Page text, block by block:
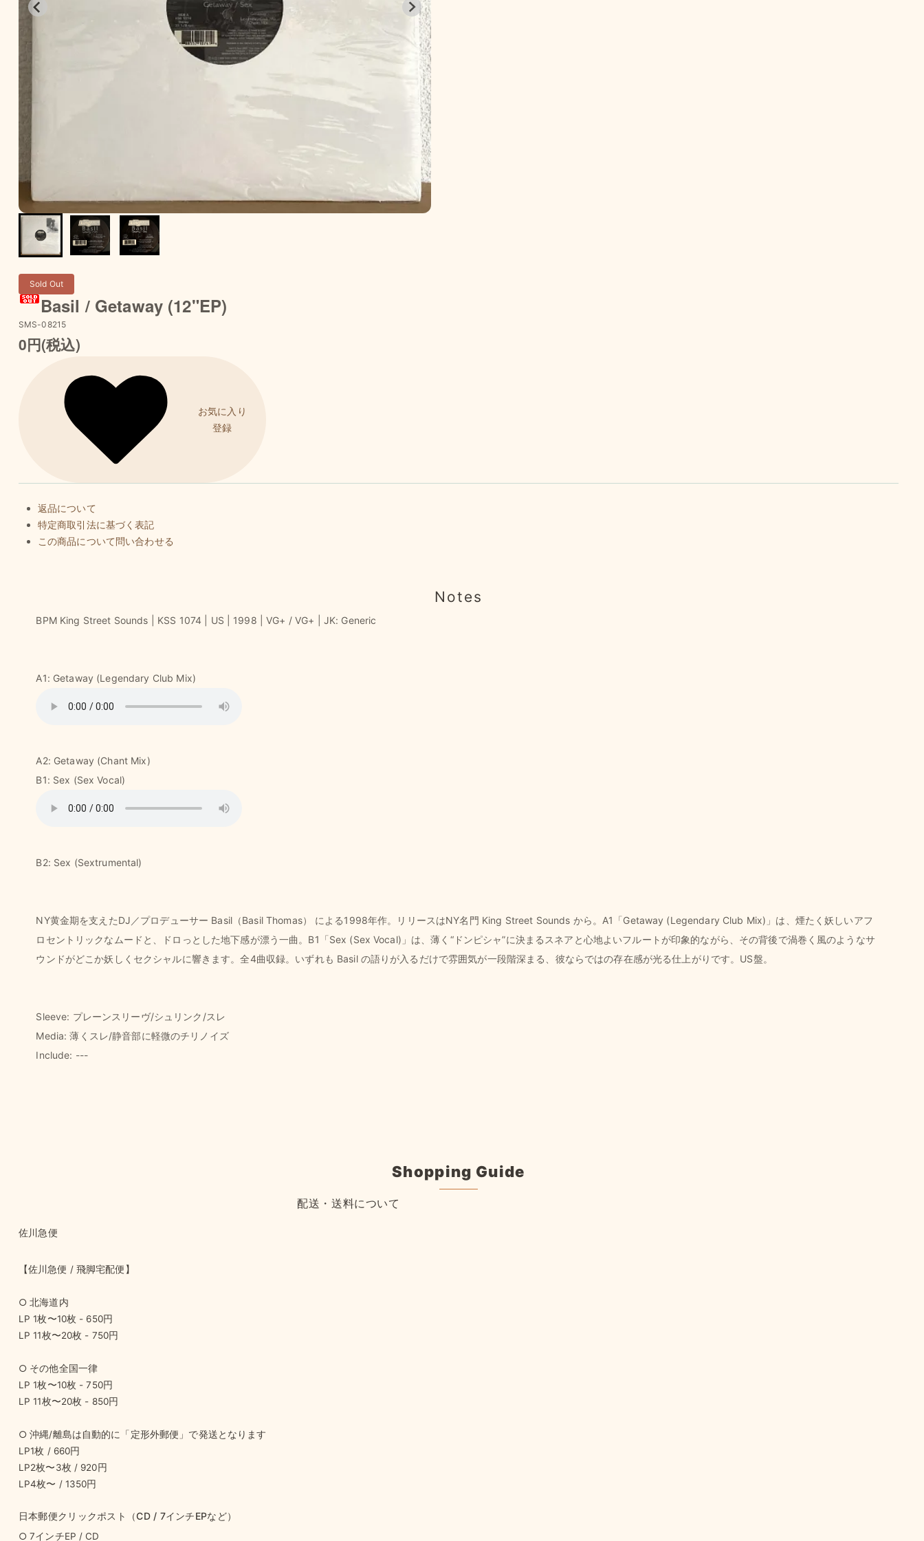
Sold Out
Basil / Getaway (12"EP)
SMS-08215
0円(税込)
お気に入り
登録
返品について
特定商取引法に基づく表記
この商品について問い合わせる
Notes
BPM King Street Sounds | KSS 1074 | US | 1998 | VG+ / VG+ | JK: Generic
A1: Getaway (Legendary Club Mix)
A2: Getaway (Chant Mix)
B1: Sex (Sex Vocal)
B2: Sex (Sextrumental)
NY黄金期を支えたDJ／プロデューサー Basil（Basil Thomas） による1998年作。リリースはNY名門 King Street Sounds から。A1「Getaway (Legendary Club Mix)」は、煙たく妖しいアフ
ロセントリックなムードと、ドロっとした地下感が漂う一曲。B1「Sex (Sex Vocal)」は、薄く“ドンピシャ”に決まるスネアと心地よいフルートが印象的ながら、その背後で渦巻く風のようなサ
ウンドがどこか妖しくセクシャルに響きます。全4曲収録。いずれも Basil の語りが入るだけで雰囲気が一段階深まる、彼ならではの存在感が光る仕上がりです。US盤。
Sleeve: プレーンスリーヴ/シュリンク/スレ
Media: 薄くスレ/静音部に軽微のチリノイズ
Include: ---
Shopping Guide
配送・送料について
佐川急便
【佐川急便 / 飛脚宅配便】
○ 北海道内
LP 1枚〜10枚 - 650円
LP 11枚〜20枚 - 750円
○ その他全国一律
LP 1枚〜10枚 - 750円
LP 11枚〜20枚 - 850円
○ 沖縄/離島は自動的に「定形外郵便」で発送となります
LP1枚 / 660円
LP2枚〜3枚 / 920円
LP4枚〜 / 1350円
日本郵便クリックポスト（CD / 7インチEPなど）
○ 7インチEP / CD